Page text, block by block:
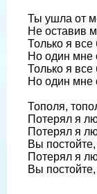
Ты ушла от
Не оставив
Только я
Но один мне
Только я
Но один мне
Тополя,
Потерял я
Потерял я
Вы
Потерял я
Вы